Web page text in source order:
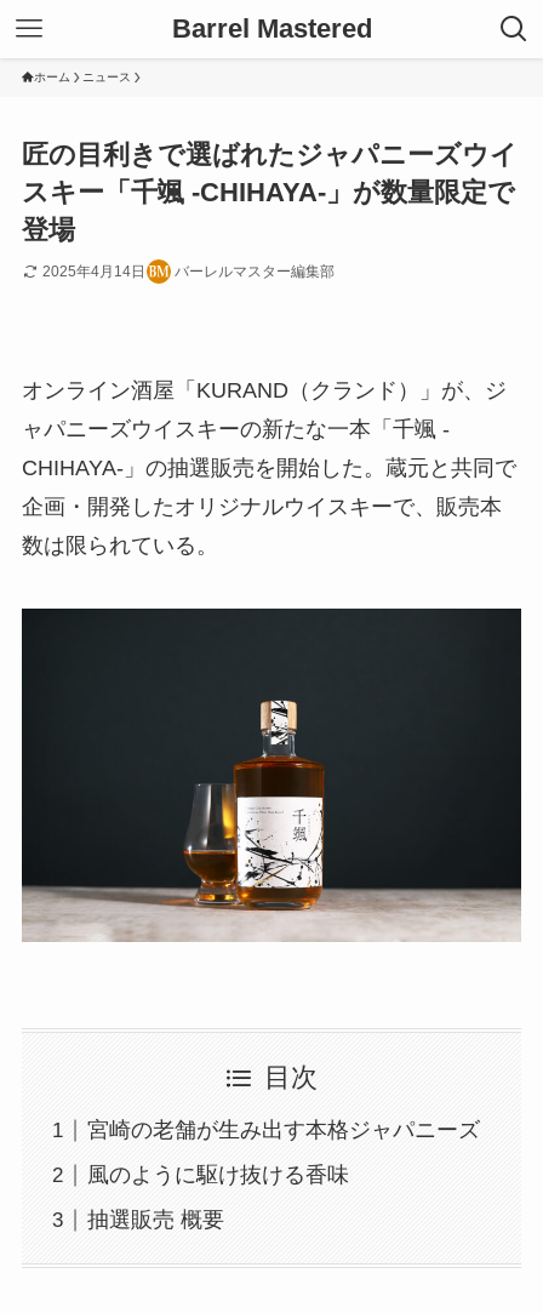
Barrel Mastered
ホーム ニュース
匠の目利きで選ばれたジャパニーズウイ
スキー「千颯 -CHIHAYA-」が数量限定で
登場
2025年4月14日 バーレルマスター編集部
オンライン酒屋「KURAND（クランド）」が、ジ
ャパニーズウイスキーの新たな一本「千颯 -
CHIHAYA-」の抽選販売を開始した。蔵元と共同で
企画・開発したオリジナルウイスキーで、販売本
数は限られている。
目次
宮崎の老舗が生み出す本格ジャパニーズ
風のように駆け抜ける香味
抽選販売 概要